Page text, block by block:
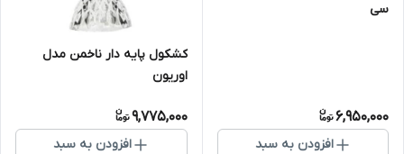
سی
6,950,000
افزودن به سبد
کشکول پایه دار ناخمن مدل
اوریون
9,775,000
افزودن به سبد